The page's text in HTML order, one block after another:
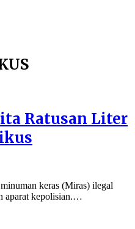
Ratusan Liter
keras (Miras) ilegal
aparat kepolisian.…